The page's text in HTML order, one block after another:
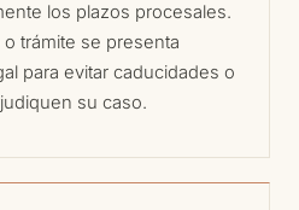
los plazos procesales.
trámite se presenta
para evitar caducidades o
su caso.